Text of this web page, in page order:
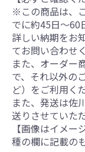
※この商品は、
でに約45日～60
詳しい納期をお
てお問い合わせ
また、オーダー
で、それ以外の
ど）をご利用く
また、発送は佐
送りさせていた
【画像はイメ
種の欄に記載の